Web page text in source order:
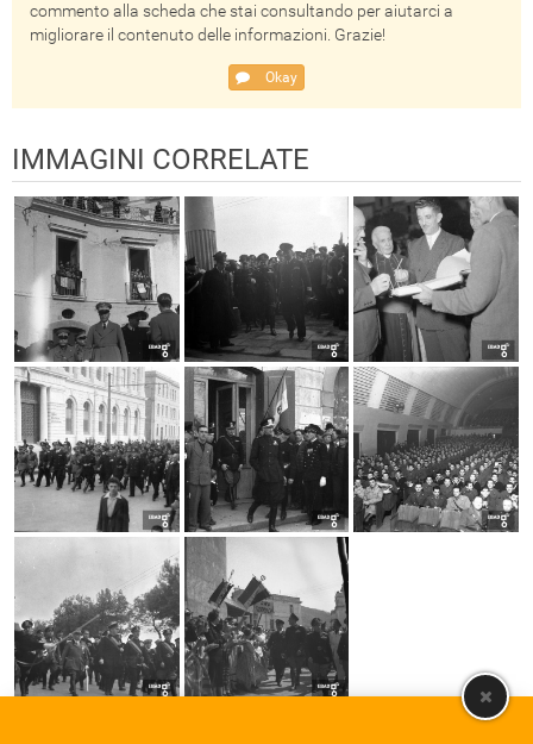
commento alla scheda che stai consultando per aiutarci a
migliorare il contenuto delle informazioni. Grazie!
Okay
IMMAGINI CORRELATE